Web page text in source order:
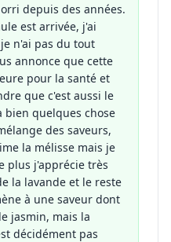
depuis des années.
est arrivée, j'ai
n'ai pas du tout
annonce que cette
pour la santé et
que c'est aussi le
bien quelques chose
des saveurs,
la mélisse mais je
plus j'apprécie très
la lavande et le reste
à une saveur dont
jasmin, mais la
décidément pas